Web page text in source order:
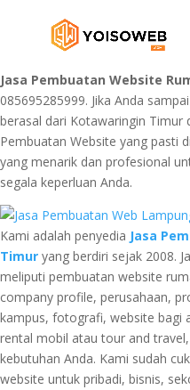
Jasa Pembuatan Website
085695285999. Jika Anda
berasal dari Kotawaringin Timur
Pembuatan Website yang pasti
yang menarik dan profesional
segala keperluan Anda.
Kami adalah penyedia Jasa
Timur yang berdiri sejak 2008.
meliputi pembuatan website
company profile, perusahaan,
kampus, fotografi, website bagi
rental mobil atau tour and
kebutuhan Anda. Kami sudah
website untuk pribadi, bisnis,